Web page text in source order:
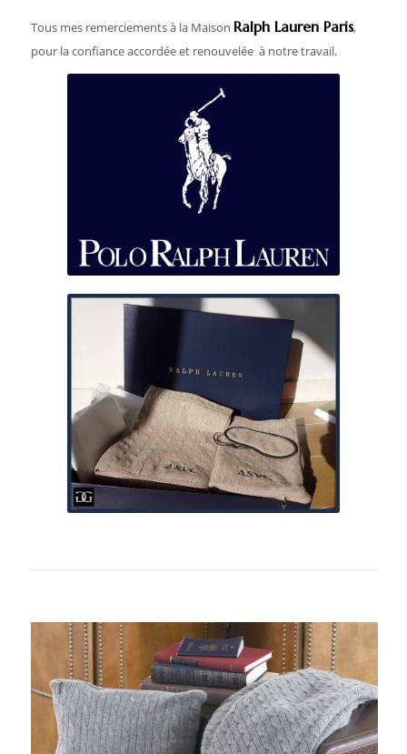
Tous mes remerciements à la Maison Ralph Lauren Paris,
pour la confiance accordée et renouvelée à notre travail.